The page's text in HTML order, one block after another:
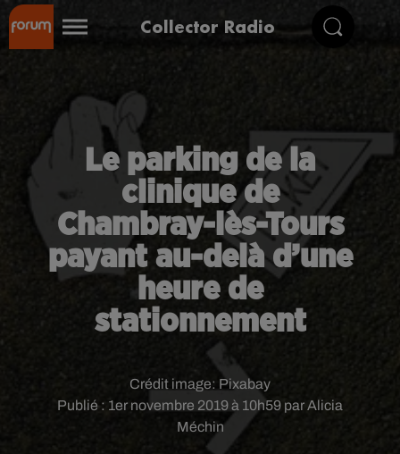
Collector Radio
Le parking de la
clinique de
Chambray-lès-Tours
payant au-delà d’une
heure de
stationnement
Publié : 1er novembre 2019 à 10h59 par Alicia
Méchin
Crédit image: Pixabay